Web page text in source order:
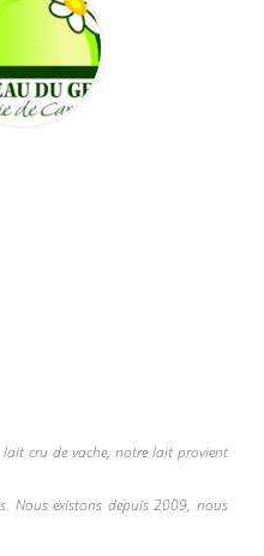
cru de vache, notre lait provient
Nous existons depuis 2009, nous